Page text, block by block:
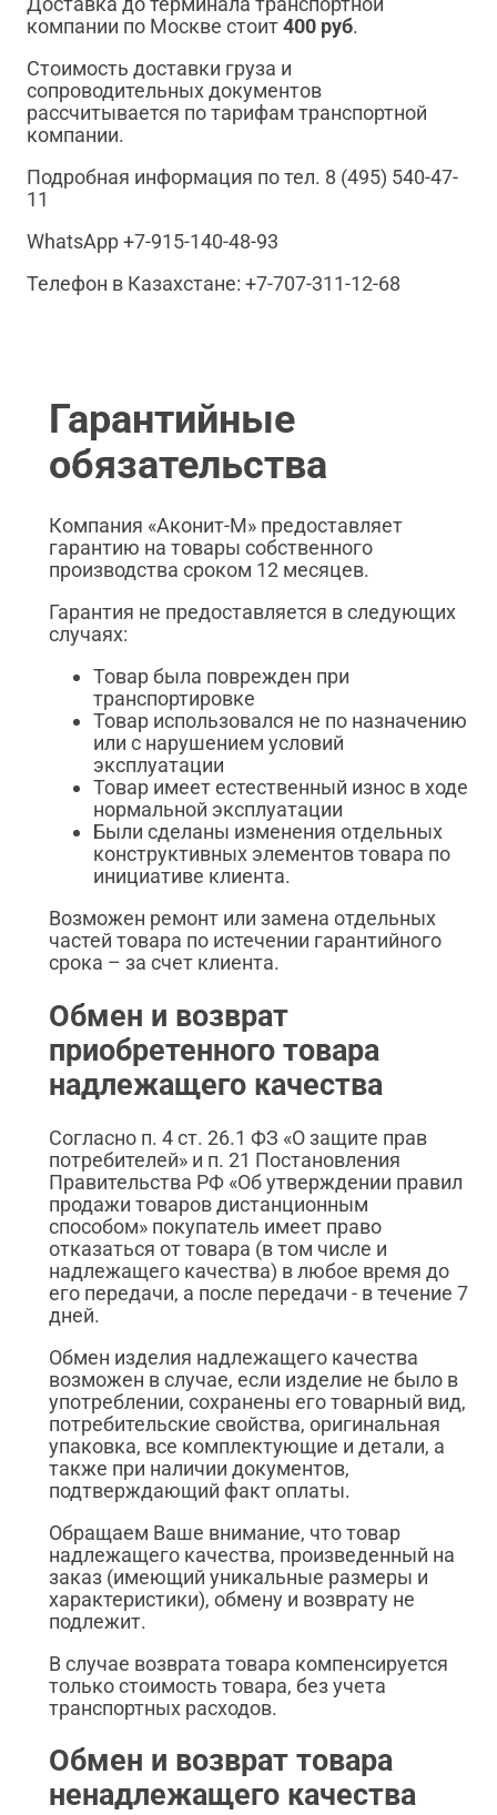
компании по Москве стоит400 руб.
Стоимость доставки груза и
сопроводительных документов
рассчитывается по тарифам транспортной
компании.
Подробная информация по тел. 8 (495) 540-47-
11
WhatsApp +7-915-140-48-93
Телефон в Казахстане: +7-707-311-12-68
Гарантийные
обязательства
Компания «Аконит-М» предоставляет
гарантию на товары собственного
производства сроком 12 месяцев.
Гарантия не предоставляется в следующих
случаях:
Товар была поврежден при
транспортировке
Товар использовался не по назначению
или с нарушением условий
эксплуатации
Товар имеет естественный износ в ходе
нормальной эксплуатации
Были сделаны изменения отдельных
конструктивных элементов товара по
инициативе клиента.
Возможен ремонт или замена отдельных
частей товара по истечении гарантийного
срока – за счет клиента.
Обмен и возврат
приобретенного товара
надлежащего качества
Согласно п. 4 ст. 26.1 ФЗ «О защите прав
потребителей» и п. 21 Постановления
Правительства РФ «Об утверждении правил
продажи товаров дистанционным
способом» покупатель имеет право
отказаться от товара (в том числе и
надлежащего качества) в любое время до
его передачи, а после передачи - в течение 7
дней.
Обмен изделия надлежащего качества
возможен в случае, если изделие не было в
употреблении, сохранены его товарный вид,
потребительские свойства, оригинальная
упаковка, все комплектующие и детали, а
также при наличии документов,
подтверждающий факт оплаты.
Обращаем Ваше внимание, что товар
надлежащего качества, произведенный на
заказ (имеющий уникальные размеры и
характеристики), обмену и возврату не
подлежит.
В случае возврата товара компенсируется
только стоимость товара, без учета
транспортных расходов.
Обмен и возврат товара
ненадлежащего качества